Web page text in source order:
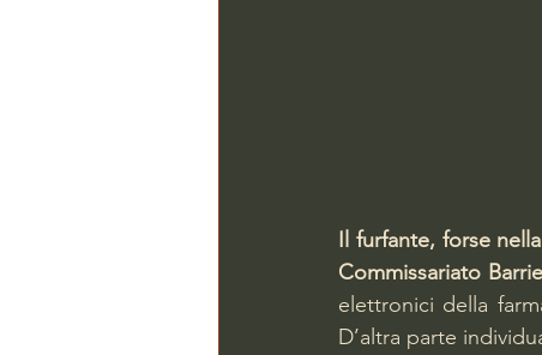
Il furfante, forse
Commissariato
elettronici della
D’altra parte